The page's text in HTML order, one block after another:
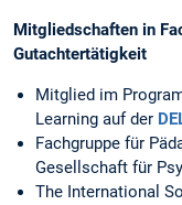
Mitgliedschaften in
Gutachtertätigkeit
Mitglied im
Learning auf der
Fachgruppe für
Gesellschaft für
The International